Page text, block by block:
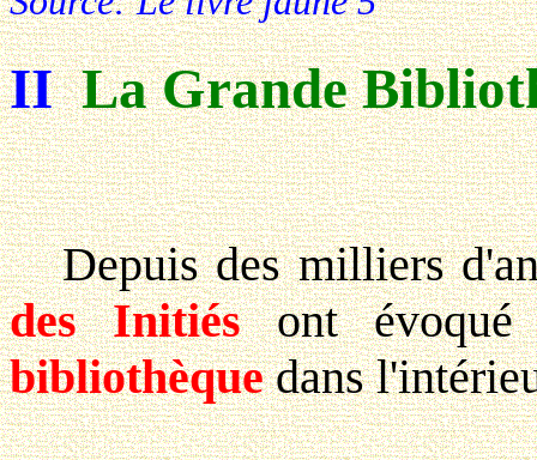
IILa Grande
Depuis des milliers
des Initiésont évoqué
bibliothèquedans